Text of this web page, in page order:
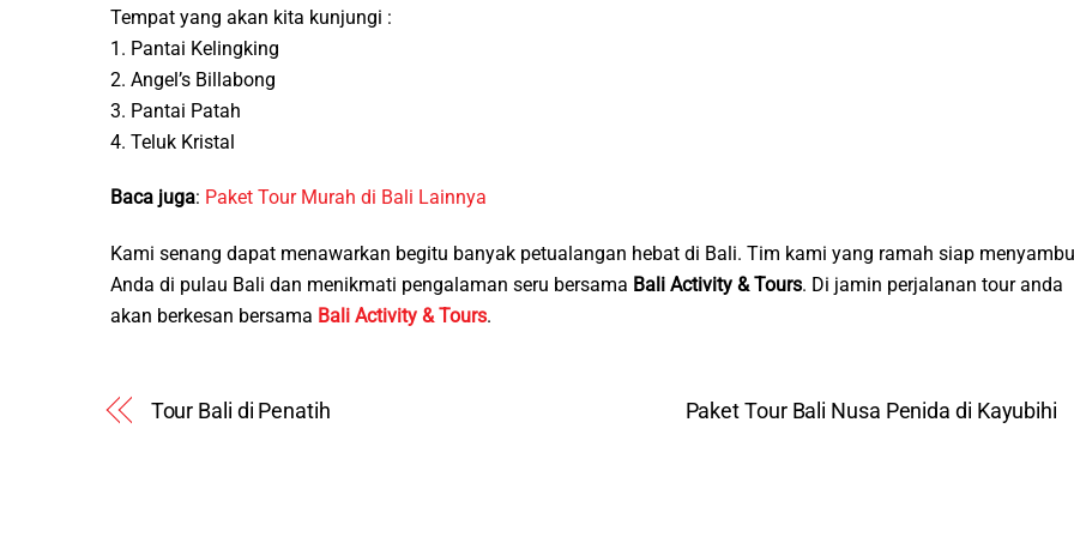
Tempat yang akan kita kunjungi :
1. Pantai Kelingking
2. Angel’s Billabong
3. Pantai Patah
4. Teluk Kristal
Baca juga: Paket Tour Murah di Bali Lainnya
Kami senang dapat menawarkan begitu banyak petualangan hebat di Bali. Tim kami yang ramah siap
Anda di pulau Bali dan menikmati pengalaman seru bersama Bali Activity & Tours. Di jamin perjalanan tour anda
akan berkesan bersama Bali Activity & Tours.
Tour Bali di Penatih Paket Tour Bali Nusa Penida di Kayubihi